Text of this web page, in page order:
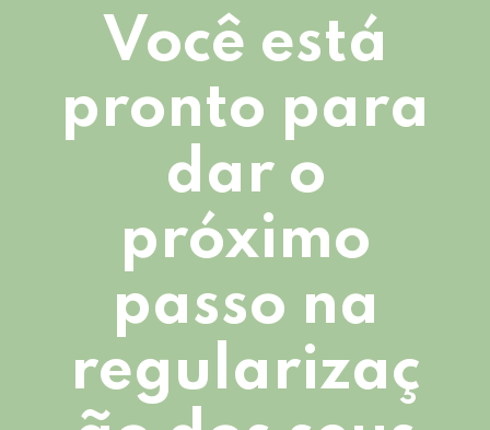
Você está
pronto para
dar o
próximo
passo na
regularizaç